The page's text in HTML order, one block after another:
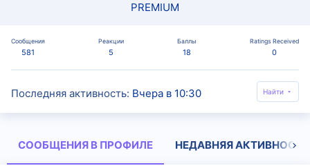
PREMIUM
Сообщения
581
Реакции
5
Баллы
18
Ratings Received
0
Последняя активность Вчера в 10:30 Найти
СООБЩЕНИЯ В ПРОФИЛЕ НЕДАВНЯЯ АКТИВНОСТЬ